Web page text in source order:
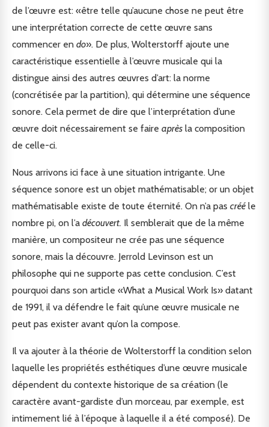
de l’œuvre est: «être telle qu’aucune chose ne peut être
une interprétation correcte de cette œuvre sans
commencer en do». De plus, Wolterstorff ajoute une
caractéristique essentielle à l’œuvre musicale qui la
distingue ainsi des autres œuvres d’art: la norme
(concrétisée par la partition), qui détermine une séquence
sonore. Cela permet de dire que l’interprétation d’une
œuvre doit nécessairement se faire après la composition
de celle-ci.
Nous arrivons ici face à une situation intrigante. Une
séquence sonore est un objet mathématisable; or un objet
mathématisable existe de toute éternité. On n’a pas créé le
nombre pi, on l’a découvert. Il semblerait que de la même
manière, un compositeur ne crée pas une séquence
sonore, mais la découvre. Jerrold Levinson est un
philosophe qui ne supporte pas cette conclusion. C’est
pourquoi dans son article «What a Musical Work Is» datant
de 1991, il va défendre le fait qu’une œuvre musicale ne
peut pas exister avant qu’on la compose.
Il va ajouter à la théorie de Wolterstorff la condition selon
laquelle les propriétés esthétiques d’une œuvre musicale
dépendent du contexte historique de sa création (le
caractère avant-gardiste d’un morceau, par exemple, est
intimement lié à l’époque à laquelle il a été composé). De